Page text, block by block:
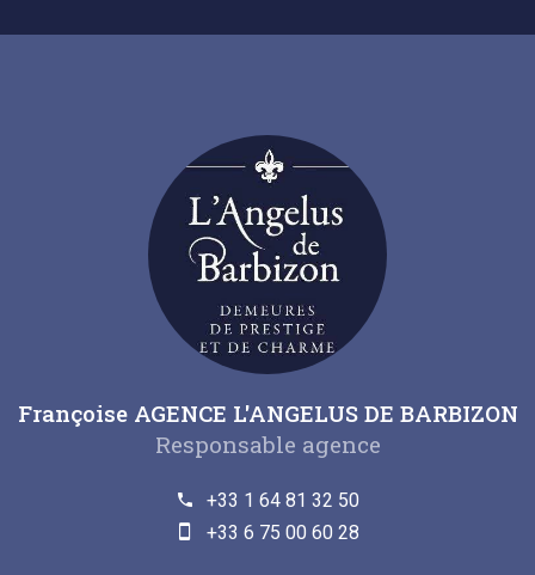
Françoise AGENCE L'ANGELUS DE BARBIZON
Responsable agence
+33 1 64 81 32 50
+33 6 75 00 60 28